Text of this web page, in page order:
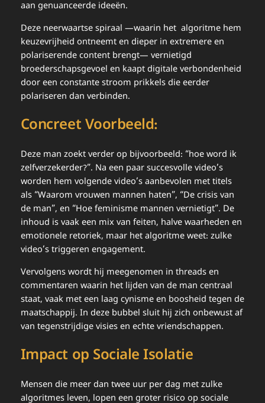
aan genuanceerde ideeën.
Deze neerwaartse spiraal —waarin het algoritme hem
keuzevrijheid ontneemt en dieper in extremere en
polariserende content brengt— vernietigd
broederschaps­gevoel en kaapt digitale verbondenheid
door een constante stroom prikkels die eerder
polariseren dan verbinden.
Concreet Voorbeeld:
Deze man zoekt verder op bijvoorbeeld: “hoe word ik
zelfverzekerder?”. Na een paar succesvolle video’s
worden hem volgende video’s aanbevolen met titels
als “Waarom vrouwen mannen haten”, “De crisis van
de man”, en “Hoe feminisme mannen vernietigt”. De
inhoud is vaak een mix van feiten, halve waarheden en
emotionele retoriek, maar het algoritme weet: zulke
video’s triggeren engagement.
Vervolgens wordt hij meegenomen in threads en
commentaren waarin het lijden van de man centraal
staat, vaak met een laag cynisme en boosheid tegen de
maatschappij. In deze bubbel sluit hij zich onbewust af
van tegenstrijdige visies en echte vriendschappen.
Impact op Sociale Isolatie
Mensen die meer dan twee uur per dag met zulke
algoritmes leven, lopen een groter risico op sociale